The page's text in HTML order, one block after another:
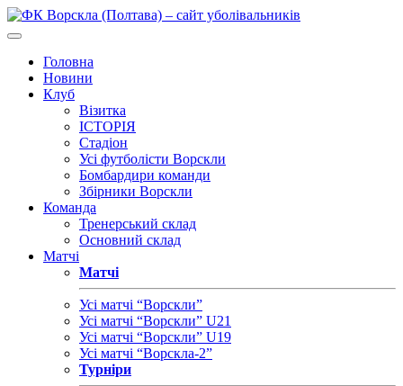
Головна
Новини
Клуб
Візитка
ІСТОРІЯ
Стадіон
Усі футболісти Ворскли
Бомбардири команди
Збірники Ворскли
Команда
Тренерський склад
Основний склад
Матчі
Матчі
Усі матчі “Ворскли”
Усі матчі “Ворскли” U21
Усі матчі “Ворскли” U19
Усі матчі “Ворскла-2”
Турніри